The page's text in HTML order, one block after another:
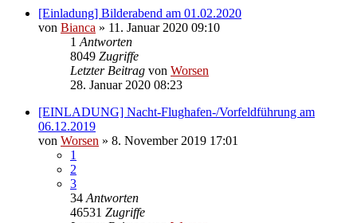
[Einladung] Bilderabend am 01.02.2020
von Bianca » 11. Januar 2020 09:10
1 Antworten
8049 Zugriffe
Letzter Beitrag von Worsen
28. Januar 2020 08:23
[EINLADUNG] Nacht-Flughafen-/Vorfeldführung am
06.12.2019
von Worsen » 8. November 2019 17:01
1
2
3
34 Antworten
46531 Zugriffe